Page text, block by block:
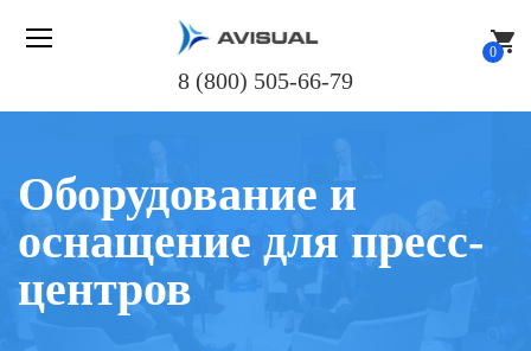
shopping_cart
0
8 (800) 505-66-79
Оборудование и
оснащение для пресс-
центров